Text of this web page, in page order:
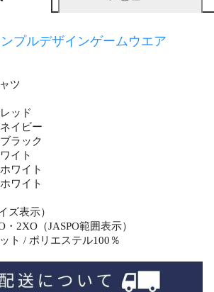
プルデザインゲームウエア
ツ
ッド
イビー
ラック
イト
ワイト
ワイト
ズ表示）
2XO（JASPO範囲表示）
ト / ポリエステル100％